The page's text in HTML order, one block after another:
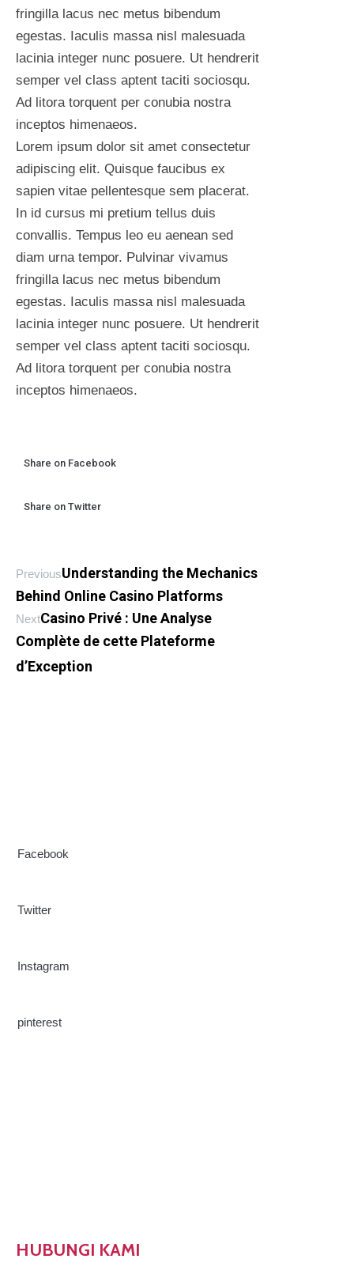
fringilla lacus nec metus bibendum
egestas. Iaculis massa nisl malesuada
lacinia integer nunc posuere. Ut hendrerit
semper vel class aptent taciti sociosqu.
Ad litora torquent per conubia nostra
inceptos himenaeos.
Lorem ipsum dolor sit amet consectetur
adipiscing elit. Quisque faucibus ex
sapien vitae pellentesque sem placerat.
In id cursus mi pretium tellus duis
convallis. Tempus leo eu aenean sed
diam urna tempor. Pulvinar vivamus
fringilla lacus nec metus bibendum
egestas. Iaculis massa nisl malesuada
lacinia integer nunc posuere. Ut hendrerit
semper vel class aptent taciti sociosqu.
Ad litora torquent per conubia nostra
inceptos himenaeos.
Share on Facebook
Share on Twitter
PreviousUnderstanding the Mechanics
Behind Online Casino Platforms
NextCasino Privé : Une Analyse
Complète de cette Plateforme
d’Exception
Facebook
Twitter
Instagram
pinterest
HUBUNGI KAMI